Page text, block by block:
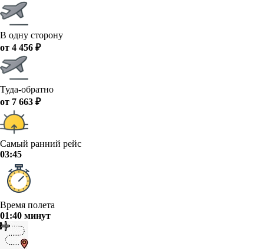
В одну сторону
от 4 456 ₽
Туда-обратно
от 7 663 ₽
Самый ранний рейс
03:45
Время полета
01:40 минут